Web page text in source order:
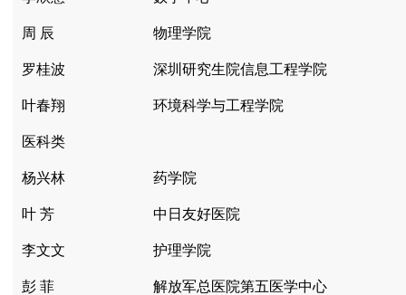
周 辰 物理学院
罗桂波 深圳研究生院信息工程学院
叶春翔 环境科学与工程学院
医科类
杨兴林 药学院
叶 芳 中日友好医院
李文文 护理学院
彭 菲 解放军总医院第五医学中心